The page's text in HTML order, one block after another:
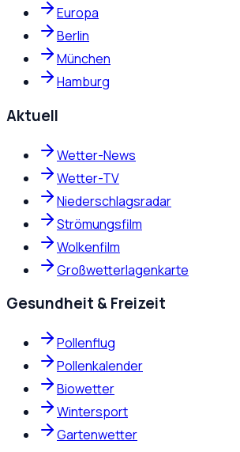
Europa
Berlin
München
Hamburg
Aktuell
Wetter-News
Wetter-TV
Niederschlagsradar
Strömungsfilm
Wolkenfilm
Großwetterlagenkarte
Gesundheit & Freizeit
Pollenflug
Pollenkalender
Biowetter
Wintersport
Gartenwetter